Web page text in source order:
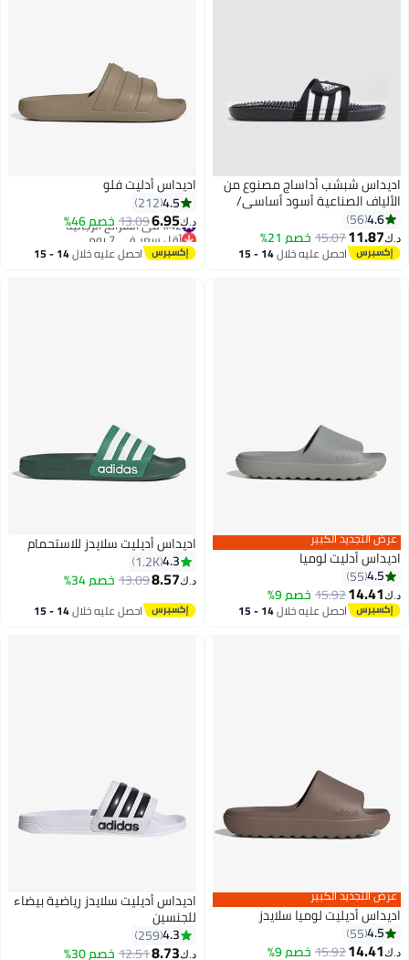
اديداس شبشب أداساج مصنوع من
الألياف الصناعية أسود أساسي/
أبيض كلاود
4.6
56
د.ك‏11.87
15.07خصم 21%
احصل عليه خلال 14 - 15
اديداس أدليت فلو
4.5
212
د.ك‏6.95
13.09خصم 46% #42 في الشرائح الرجالية
أقل سعر في 7 يوم
#42 في الشرائح الرجالية احصل عليه خلال 14 - 15
6
عرض التجديد الكبير
اديداس أدليت لوميا
4.5
55
د.ك‏14.41
15.92خصم 9%
احصل عليه خلال 14 - 15
7
اديداس أديليت سلايدز للاستحمام
4.3
1.2K
د.ك‏8.57
13.09خصم 34%
احصل عليه خلال 14 - 15
عرض التجديد الكبير
اديداس أديليت لوميا سلايدز
4.5
55
د.ك‏14.41
15.92خصم 9%
اديداس أديليت سلايدز رياضية بيضاء
للجنسين
4.3
259
د.ك‏8.73
12.51خصم 30%